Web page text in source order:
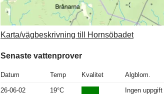
Karta/vägbeskrivning till Hornsöbadet
Senaste vattenprover
Datum Temp Kvalitet Algblom.
26-06-02 19°C Ingen uppgift